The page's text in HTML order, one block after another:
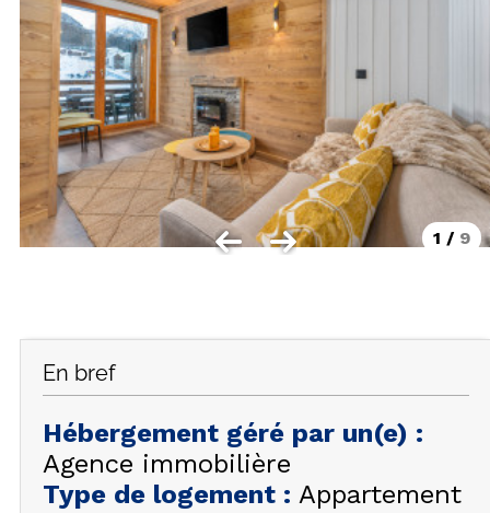
Les Orres 1650
Les Orres 1650 centre station
Les Orres 1800 Bois Méan
Les Orres et ses hameaux
VISUALISER LE PLAN DES ORRES
BONS PLANS ACTIVITÉS
FAQ
INSPIREZ-VOUS !
1 / 9
En bref
Hébergement géré par un(e) :
Agence immobilière
Type de logement : Appartement